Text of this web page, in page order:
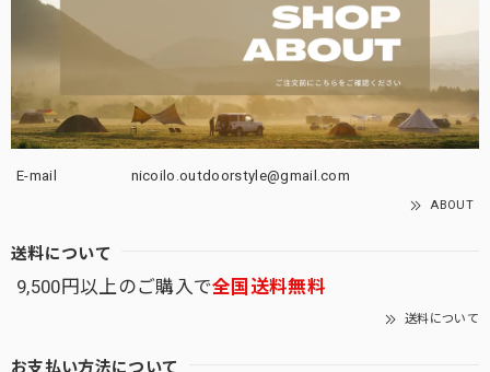
E-mail nicoilo.outdoorstyle@gmail.com
ABOUT
送料について
9,500円以上のご購入で全国送料無料
送料について
お支払い方法について